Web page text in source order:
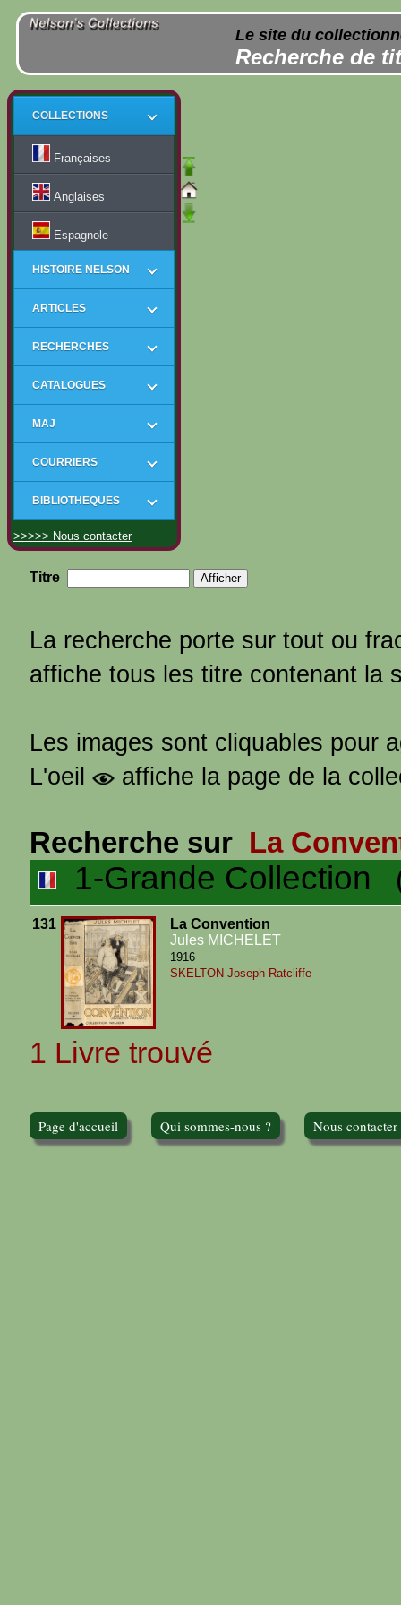
Le site du
Recherche de
COLLECTIONS
Françaises
Anglaises
Espagnole
HISTOIRE NELSON
ARTICLES
RECHERCHES
CATALOGUES
MAJ
COURRIERS
BIBLIOTHEQUES
>>>>> Nous contacter
Titre
La recherche porte sur tout ou
affiche tous les titre contenant la
Les images sont cliquables pour
L'oeil
affiche la page de la
Recherche sur La
1-Grande Collection
131
La Convention
Jules MICHELET
1916
SKELTON Joseph Ratcliffe
1 Livre trouvé
Page d'accueil Qui sommes-nous ? Nous contacter